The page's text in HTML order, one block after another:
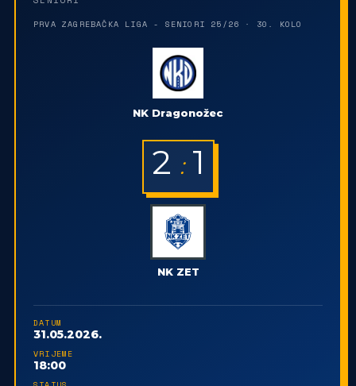
PRVA ZAGREBAČKA LIGA - SENIORI 25/26 · 30. KOLO
NK Dragonožec
2 : 1
NK ZET
DATUM
31.05.2026.
VRIJEME
18:00